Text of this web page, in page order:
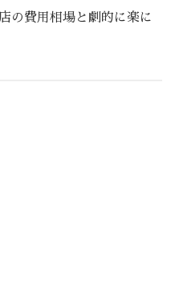
の費用相場と劇的に楽に